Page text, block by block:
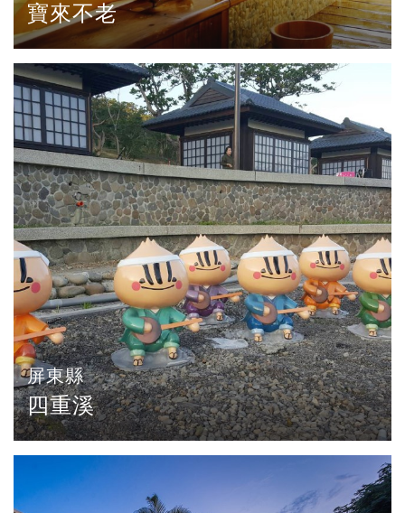
寶來不老
屏東縣
四重溪